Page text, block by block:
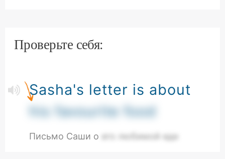
Проверьте себя:
Sasha's letter is about
his favourite food
Письмо Саши о его любимой еде